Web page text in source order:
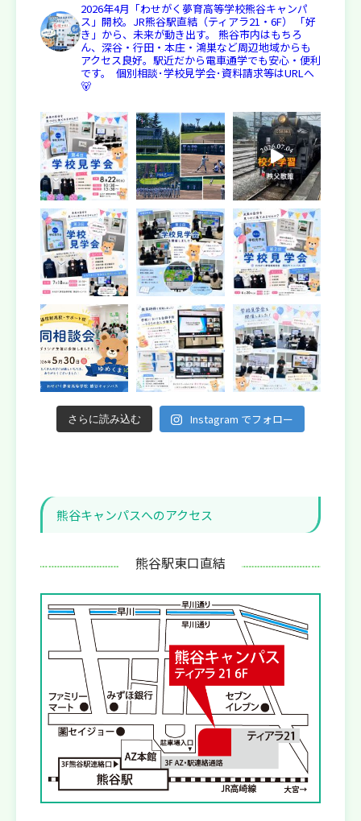
2026年4月「わせがく夢育高等学校熊谷キャンパ
ス」開校。JR熊谷駅直結（ティアラ21・6F）
「好
き」から、未来が動き出す。
熊谷市内はもちろ
ん、深谷・行田・本庄・鴻巣など周辺地域からも
アクセス良好。駅近だから電車通学でも安心・便利
です。
個別相談･学校見学会･資料請求等はURLへ
🐻‍
さらに読み込む Instagram でフォロー
熊谷キャンパスへのアクセス
熊谷駅東口直結